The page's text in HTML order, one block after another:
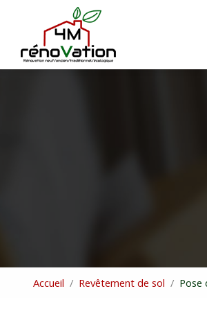
principal
Accueil Revêtement de sol